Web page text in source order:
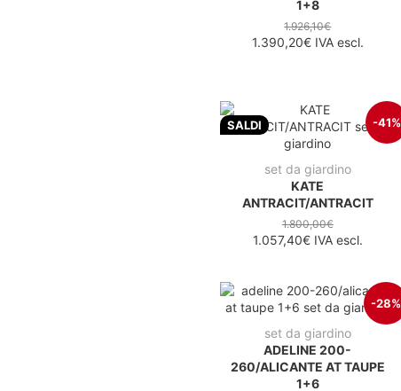
1+8
1.926,10€
1.390,20€IVA escl.
SALDI -41%
set da giardino
KATE
ANTRACIT/ANTRACIT
1.800,00€
1.057,40€IVA escl.
-28%
set da giardino
ADELINE 200-
260/ALICANTE AT TAUPE
1+6